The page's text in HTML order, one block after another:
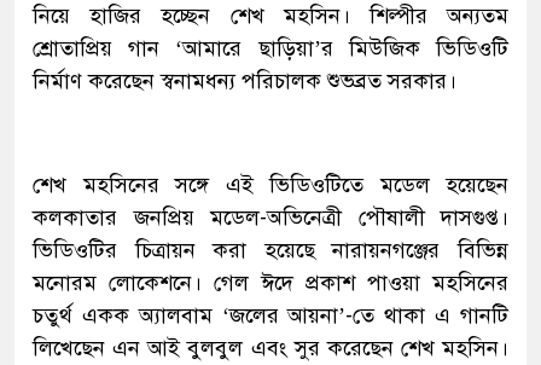
নিয়ে হাজির হচ্ছেন শেখ মহসিন। শিল্পীর অন্যতম
শ্রোতাপ্রিয় গান ‘আমারে ছাড়িয়া’র মিউজিক ভিডিওটি
নির্মাণ করেছেন স্বনামধন্য পরিচালক শুভব্রত সরকার।
শেখ মহসিনের সঙ্গে এই ভিডিওটিতে মডেল হয়েছেন
কলকাতার জনপ্রিয় মডেল-অভিনেত্রী পৌষালী দাসগুপ্ত।
ভিডিওটির চিত্রায়ন করা হয়েছে নারায়নগঞ্জের বিভিন্ন
মনোরম লোকেশনে। গেল ঈদে প্রকাশ পাওয়া মহসিনের
চতুর্থ একক অ্যালবাম ‘জলের আয়না’-তে থাকা এ গানটি
লিখেছেন এন আই বুলবুল এবং সুর করেছেন শেখ মহসিন।